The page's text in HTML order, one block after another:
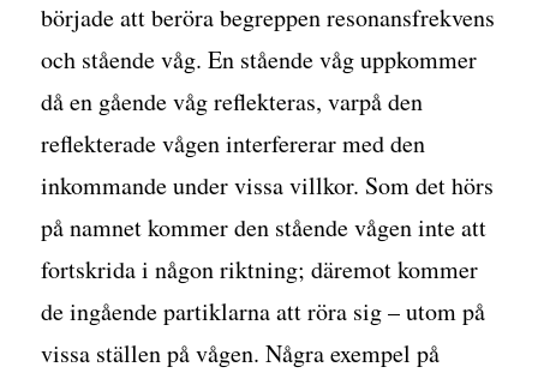
började att beröra begreppen resonansfrekvens
och stående våg. En stående våg uppkommer
då en gående våg reflekteras, varpå den
reflekterade vågen interfererar med den
inkommande under vissa villkor. Som det hörs
på namnet kommer den stående vågen inte att
fortskrida i någon riktning; däremot kommer
de ingående partiklarna att röra sig – utom på
vissa ställen på vågen. Några exempel på